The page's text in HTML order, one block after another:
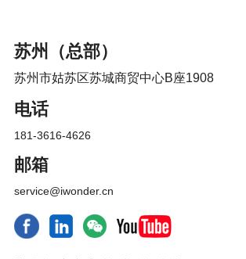
苏州（总部）
苏州市姑苏区苏城商贸中心B座1908
电话
181-3616-4626
邮箱
service@iwonder.cn